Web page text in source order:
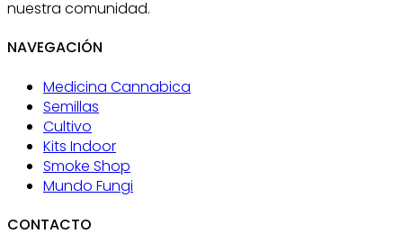
nuestra comunidad.
NAVEGACIÓN
Medicina Cannabica
Semillas
Cultivo
Kits Indoor
Smoke Shop
Mundo Fungi
CONTACTO